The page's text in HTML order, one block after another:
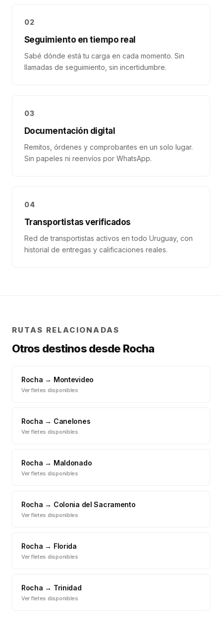
02
Seguimiento en tiempo real
Sabé dónde está tu carga en cada momento. Sin
llamadas de seguimiento, sin incertidumbre.
03
Documentación digital
Remitos, órdenes y comprobantes en un solo lugar.
Sin papeles ni reenvíos por WhatsApp.
04
Transportistas verificados
Red de transportistas activos en todo Uruguay, con
historial de entregas y calificaciones reales.
RUTAS RELACIONADAS
Otros destinos desde Rocha
Rocha → Montevideo
Ver fletes disponibles
Rocha → Canelones
Ver fletes disponibles
Rocha → Maldonado
Ver fletes disponibles
Rocha → Colonia del Sacramento
Ver fletes disponibles
Rocha → Florida
Ver fletes disponibles
Rocha → Trinidad
Ver fletes disponibles